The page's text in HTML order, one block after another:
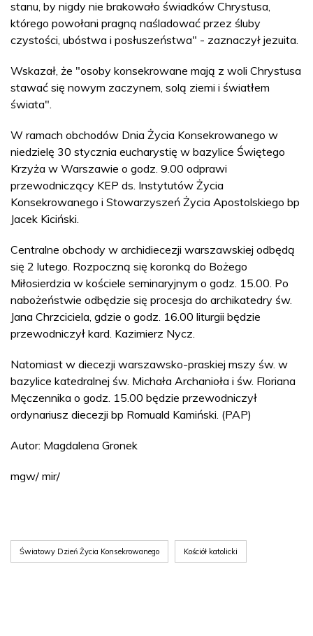
stanu, by nigdy nie brakowało świadków Chrystusa,
którego powołani pragną naśladować przez śluby
czystości, ubóstwa i posłuszeństwa" - zaznaczył jezuita.
Wskazał, że "osoby konsekrowane mają z woli Chrystusa
stawać się nowym zaczynem, solą ziemi i światłem
świata".
W ramach obchodów Dnia Życia Konsekrowanego w
niedzielę 30 stycznia eucharystię w bazylice Świętego
Krzyża w Warszawie o godz. 9.00 odprawi
przewodniczący KEP ds. Instytutów Życia
Konsekrowanego i Stowarzyszeń Życia Apostolskiego bp
Jacek Kiciński.
Centralne obchody w archidiecezji warszawskiej odbędą
się 2 lutego. Rozpoczną się koronką do Bożego
Miłosierdzia w kościele seminaryjnym o godz. 15.00. Po
nabożeństwie odbędzie się procesja do archikatedry św.
Jana Chrzciciela, gdzie o godz. 16.00 liturgii będzie
przewodniczył kard. Kazimierz Nycz.
Natomiast w diecezji warszawsko-praskiej mszy św. w
bazylice katedralnej św. Michała Archanioła i św. Floriana
Męczennika o godz. 15.00 będzie przewodniczył
ordynariusz diecezji bp Romuald Kamiński. (PAP)
Autor: Magdalena Gronek
mgw/ mir/
Światowy Dzień Życia Konsekrowanego Kościół katolicki